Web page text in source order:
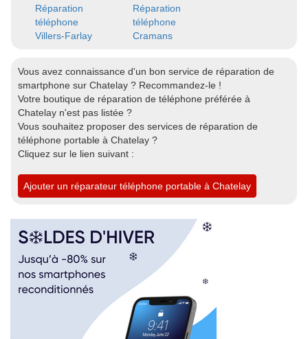
Réparation
téléphone
Villers-Farlay
Réparation
téléphone
Cramans
Vous avez connaissance d'un bon service de réparation de
smartphone sur Chatelay ? Recommandez-le !
Votre boutique de réparation de téléphone préférée à
Chatelay n'est pas listée ?
Vous souhaitez proposer des services de réparation de
téléphone portable à Chatelay ?
Cliquez sur le lien suivant :
Ajouter un réparateur téléphone portable à Chatelay